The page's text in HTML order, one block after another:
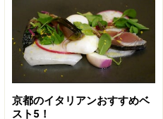
ら、御紹介しましょう。
京都のイタリアンおすすめベ
スト5！